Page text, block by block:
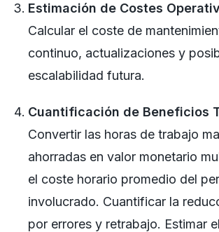
Estimación de Costes
Calcular el coste de
continuo, actualizaciones y
escalabilidad futura.
Cuantificación de Beneficios
Convertir las horas de trabajo
ahorradas en valor monetario
el coste horario promedio del
involucrado. Cuantificar la
por errores y retrabajo. Estimar